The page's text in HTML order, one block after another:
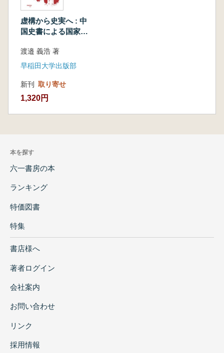
虚構から史実へ : 中
国史書による国家の
渡邉 義浩 著
早稲田大学出版部
新刊 取り寄せ
1,320円
本を探す
六一書房の本
ランキング
特価図書
特集
書店様へ
著者ログイン
会社案内
お問い合わせ
リンク
採用情報